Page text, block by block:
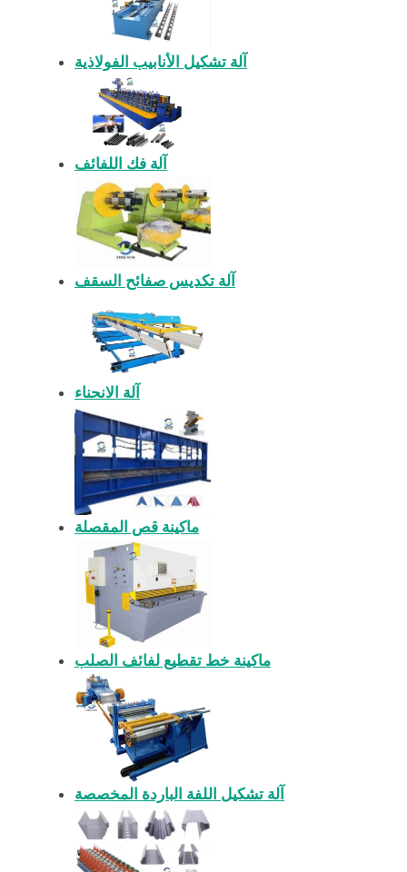
آلة تشكيل الأنابيب الفولاذية
آلة فك اللفائف
آلة تكديس صفائح السقف
آلة الانحناء
ماكينة قص المقصلة
ماكينة خط تقطيع لفائف الصلب
آلة تشكيل اللفة الباردة المخصصة